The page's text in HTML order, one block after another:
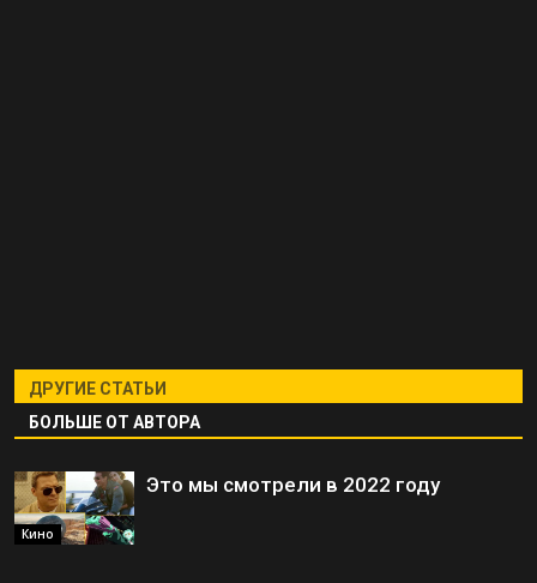
ДРУГИЕ СТАТЬИ
БОЛЬШЕ ОТ АВТОРА
Кино
Это мы смотрели в 2022 году